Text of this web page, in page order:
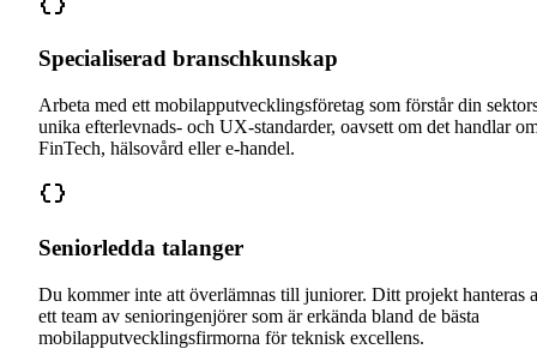
Specialiserad branschkunskap
Arbeta med ett mobilapputvecklingsföretag som förstår din
unika efterlevnads- och UX-standarder, oavsett om det handlar
FinTech, hälsovård eller e-handel.
Seniorledda talanger
Du kommer inte att överlämnas till juniorer. Ditt projekt hanteras
ett team av senioringenjörer som är erkända bland de bästa
mobilapputvecklingsfirmorna för teknisk excellens.